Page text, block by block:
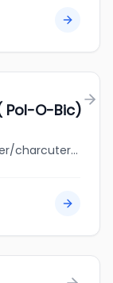
Pol-O-Bic)
jobbank.gc.ca/browsejobs/employer/charcuterie+la+bicoise+%28+pol-o-bic%29/ca